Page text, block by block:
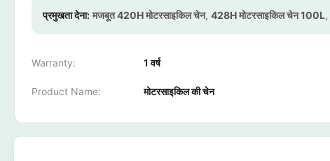
प्रमुखता देना: मजबूत 420H मोटरसाइकिल चेन, 428H मोटरसाइकिल चेन 100L,
Warranty: 1 वर्ष
Product Name: मोटरसाइकिल की चेन